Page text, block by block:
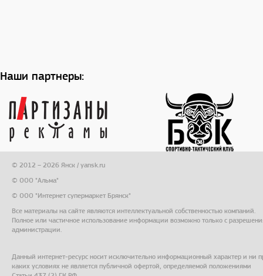
Наши партнеры:
© 2012 – 2026 Янск / yansk.ru
© ООО "Альма"
© ООО "Интернет супермаркет Брянск"
Все материалы на сайте являются интеллектуальной собственностью компаний.
Полное или частичное использование информации возможно только с
администрации.
Данный интернет-ресурс носит исключительно информационный характер и ни
каких условиях не является публичной офертой, определяемой положениями